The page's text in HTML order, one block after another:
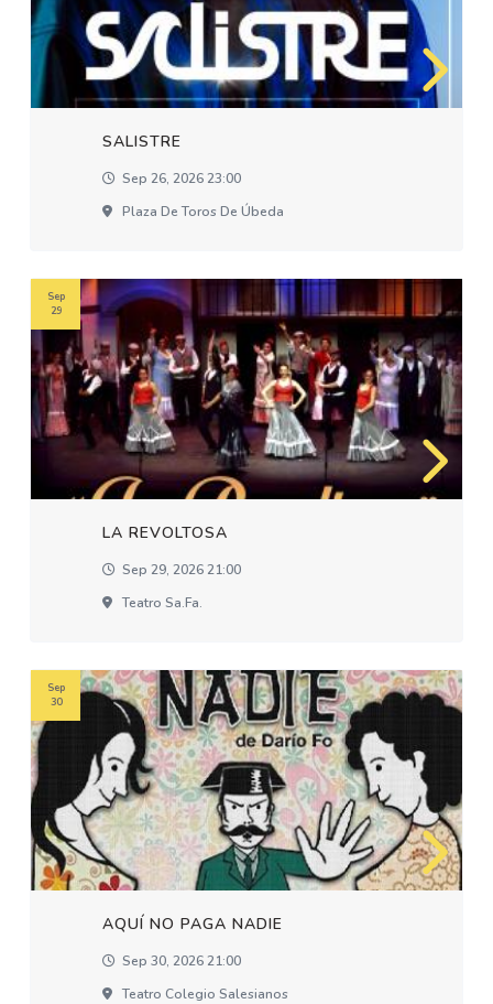
SALISTRE
Sep 26, 2026 23:00
Plaza De Toros De Úbeda
LA REVOLTOSA
Sep 29, 2026 21:00
Teatro Sa.fa.
Sep
29
AQUÍ NO PAGA NADIE
Sep 30, 2026 21:00
Teatro Colegio Salesianos
Sep
30